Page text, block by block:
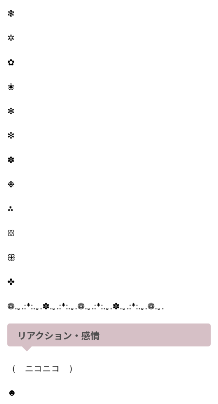
❃
✲
✿
❀
✼
✻
✽
❉
⁂
ꕤ
ꕥ
✤
❁.｡.:*:.｡.✽.｡.:*:.｡.❁.｡.:*:.｡.✽.｡.:*:.｡.❁.｡.
リアクション・感情
（ ニコニコ ）
☻︎